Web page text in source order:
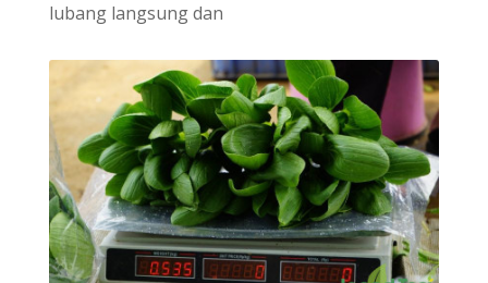
lubang langsung dan